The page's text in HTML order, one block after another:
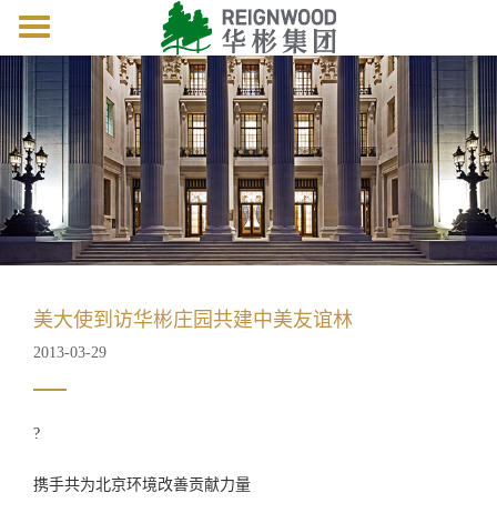
Toggle
navigation
美大使到访华彬庄园共建中美友谊林
2013-03-29
?
携手共为北京环境改善贡献力量